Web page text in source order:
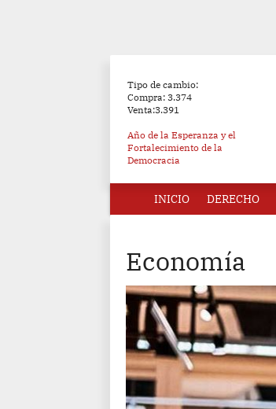
Tipo de cambio:
Compra: 3.374
Venta:3.391
Año de la Esperanza y el
Fortalecimiento de la
Democracia
INICIO DERECHO
Economía